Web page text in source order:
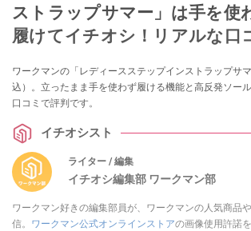
ストラップサマー」は手を使
履けてイチオシ！リアルな口
ワークマンの「レディースステップインストラップサ
込）。立ったまま手を使わず履ける機能と高反発ソー
口コミで評判です。
イチオシスト
ライター / 編集
イチオシ編集部 ワークマン部
ワークマン好きの編集部員が、ワークマンの人気商品
信。 ワークマン公式オンラインストアの画像使用許諾